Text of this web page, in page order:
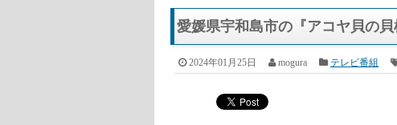
愛媛県宇和島市の『アコヤ貝の
2024年01月25日 mogura テレビ番組